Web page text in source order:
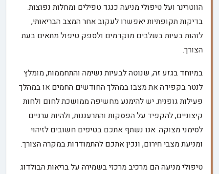
הווטרינר ועל טיפולי מניעה כנגד טפילים ומחלות נפוצות.
בדיקות תקופתיות יאפשרו לעקוב אחר המצב הבריאותי,
לזהות בעיות בשלבים מוקדמים ולספק טיפול מתאים בעת
הצורך.
במיוחד בגזע זה, שנוטה לבעיות נשימה והתחממות, מומלץ
לנטר בקפידה את מצבו במהלך החודשים החמים או במהלך
פעילות גופנית. יש להימנע מחשיפה ממושכת לחום ולחות
קיצוניים, להקפיד על הפסקות והתרעננות, ולהיות ערניים
לסימני מצוקה. אנו נשתף אתכם בטיפים חשובים לזיהוי
ומניעת מצבי חירום, ונכין אתכם להתמודדות במקרה הצורך.
טיפולי מניעה הם מרכיב מרכזי בשמירה על בריאות הבולדוג